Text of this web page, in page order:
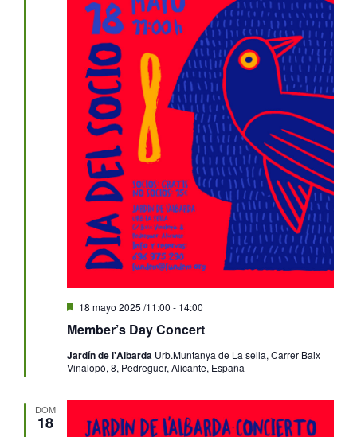
Member’s Day Concert
Destacado
18 mayo 2025 /11:00 - 14:00
Jardín de l'Albarda Urb.Muntanya de La sella, Carrer Baix
Vinalopò, 8, Pedreguer, Alicante, España
DOM
18